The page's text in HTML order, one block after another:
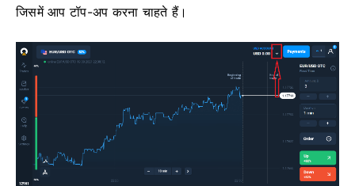
जिसमें आप टॉप-अप करना चाहते हैं।